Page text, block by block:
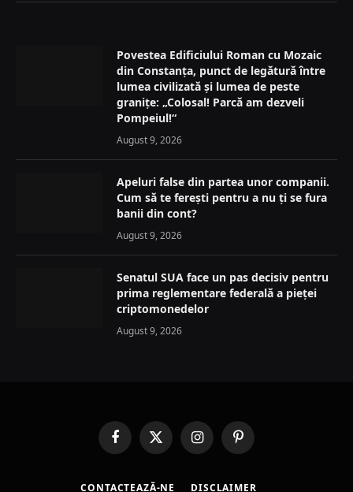
Povestea Edificiului Roman cu Mozaic
din Constanța, punct de legătură între
lumea civilizată și lumea de peste
granițe: „Colosal! Parcă am dezveli
Pompeiul!“
August 9, 2026
Apeluri false din partea unor companii.
Cum să te ferești pentru a nu ți se fura
banii din cont?
August 9, 2026
Senatul SUA face un pas decisiv pentru
prima reglementare federală a pieței
criptomonedelor
August 9, 2026
FacebookX
(Twitter)
InstagramPinterest
CONTACTEAZĂ-NE DISCLAIMER